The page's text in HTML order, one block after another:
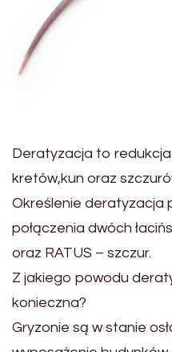
Deratyzacja to redukcja
kretów,kun oraz
Określenie deratyzacja
połączenia dwóch
oraz RATUS – szczur.
Z jakiego powodu
konieczna?
Gryzonie są w stanie